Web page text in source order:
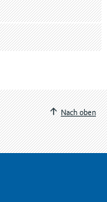
Nach oben